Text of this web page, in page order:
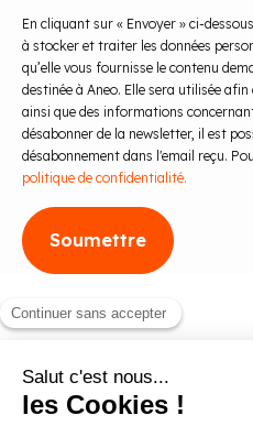
En cliquant sur « Envoyer » ci-
à stocker et traiter les données
qu’elle vous fournisse le contenu
destinée à Aneo. Elle sera utilisée
ainsi que des informations
désabonner de la newsletter, il est
désabonnement dans l'email reçu.
politique de confidentialité.